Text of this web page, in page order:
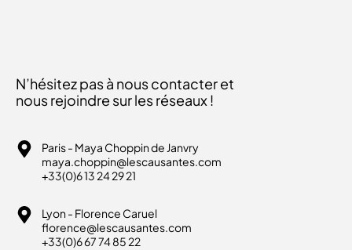
N’hésitez pas à nous contacter et
nous rejoindre sur les réseaux !
Paris - Maya Choppin de Janvry
maya.choppin@lescausantes.com
+33(0)6 13 24 29 21
Lyon - Florence Caruel
florence@lescausantes.com
+33(0)6 67 74 85 22